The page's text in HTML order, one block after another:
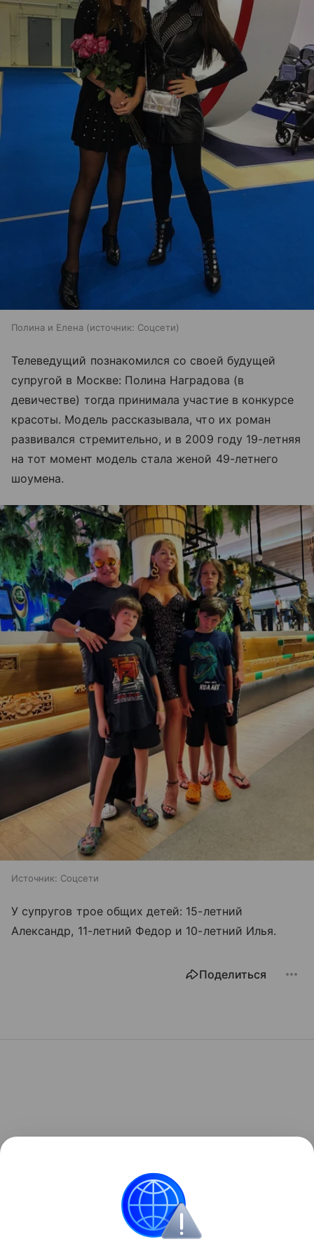
Полина и Елена источник: Соцсети
Телеведущий познакомился со своей будущей
супругой в Москве: Полина Наградова (в
девичестве) тогда принимала участие в конкурсе
красоты. Модель рассказывала, что их роман
развивался стремительно, и в 2009 году 19-летняя
на тот момент модель стала женой 49-летнего
шоумена.
Источник: Соцсети
У супругов трое общих детей: 15-летний
Александр, 11-летний Федор и 10-летний Илья.
Поделиться